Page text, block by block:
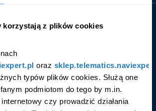
korzystają z plików cookies
oraz
typów plików cookies. Służą one
podmiotom do tego by m.in.
czy prowadzić działania